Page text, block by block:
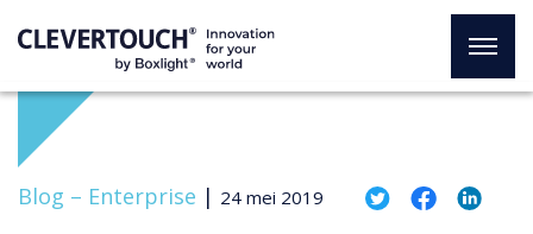
Blog – Enterprise | 24 mei 2019